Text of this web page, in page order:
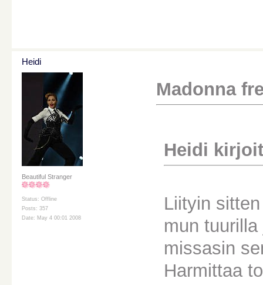
Heidi
Beautiful Stranger
Status: Offline
Posts: 357
Date: May 4 00:01 2008
Madonna
Heidi
Liityin
mun
missasin
Harmittaa